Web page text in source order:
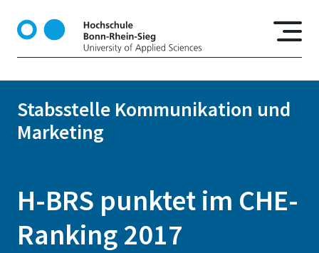
k
Stabsstelle Kommunikation und
Marketing
H-BRS punktet im CHE-
Ranking 2017